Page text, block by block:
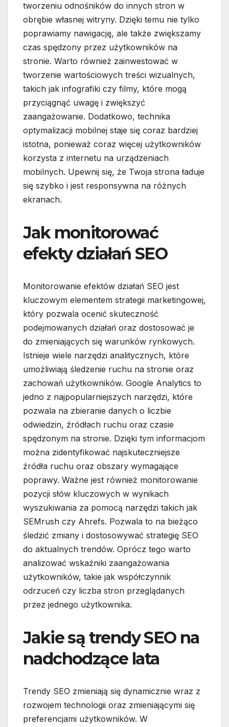
tworzeniu odnośników do innych stron w
obrębie własnej witryny. Dzięki temu nie tylko
poprawiamy nawigację, ale także zwiększamy
czas spędzony przez użytkowników na
stronie. Warto również zainwestować w
tworzenie wartościowych treści wizualnych,
takich jak infografiki czy filmy, które mogą
przyciągnąć uwagę i zwiększyć
zaangażowanie. Dodatkowo, technika
optymalizacji mobilnej staje się coraz bardziej
istotna, ponieważ coraz więcej użytkowników
korzysta z internetu na urządzeniach
mobilnych. Upewnij się, że Twoja strona ładuje
się szybko i jest responsywna na różnych
ekranach.
Jak monitorować
efekty działań SEO
Monitorowanie efektów działań SEO jest
kluczowym elementem strategii marketingowej,
który pozwala ocenić skuteczność
podejmowanych działań oraz dostosować je
do zmieniających się warunków rynkowych.
Istnieje wiele narzędzi analitycznych, które
umożliwiają śledzenie ruchu na stronie oraz
zachowań użytkowników. Google Analytics to
jedno z najpopularniejszych narzędzi, które
pozwala na zbieranie danych o liczbie
odwiedzin, źródłach ruchu oraz czasie
spędzonym na stronie. Dzięki tym informacjom
można zidentyfikować najskuteczniejsze
źródła ruchu oraz obszary wymagające
poprawy. Ważne jest również monitorowanie
pozycji słów kluczowych w wynikach
wyszukiwania za pomocą narzędzi takich jak
SEMrush czy Ahrefs. Pozwala to na bieżąco
śledzić zmiany i dostosowywać strategię SEO
do aktualnych trendów. Oprócz tego warto
analizować wskaźniki zaangażowania
użytkowników, takie jak współczynnik
odrzuceń czy liczba stron przeglądanych
przez jednego użytkownika.
Jakie są trendy SEO na
nadchodzące lata
Trendy SEO zmieniają się dynamicznie wraz z
rozwojem technologii oraz zmieniającymi się
preferencjami użytkowników. W